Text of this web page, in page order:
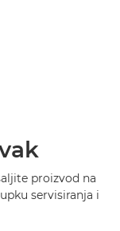
proizvod na
servisiranja i